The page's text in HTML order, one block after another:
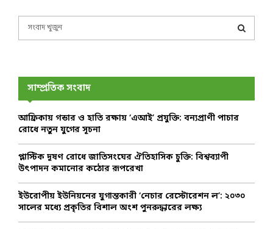
f
r
E
A
সাম্প্রতিক সংবাদ
আফ্রিকায় গন্ডার ও হাতি রক্ষায় ‘এআই’ প্রযুক্তি: বন্যপ্রাণী পাচার
রোধে নতুন যুগের সূচনা
প্লাস্টিক দূষণ রোধে জাতিসংঘের ঐতিহাসিক চুক্তি: বিশ্বব্যাপী
উৎপাদন কমানোর কঠোর রূপরেখা
ইউরোপীয় ইউনিয়নের যুগান্তকারী ‘নেচার রেস্টোরেশন ল’: ২০৩০
সালের মধ্যে প্রকৃতির বিশাল অংশ পুনরুদ্ধারের লক্ষ্য